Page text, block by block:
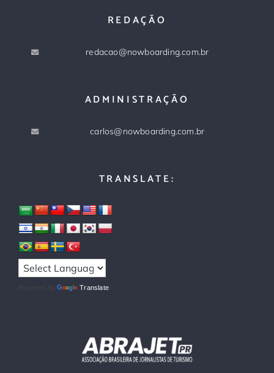
REDAÇÃO
redacao@nowboarding.com.br
ADMINISTRAÇÃO
carlos@nowboarding.com.br
TRANSLATE:
Powered by Translate